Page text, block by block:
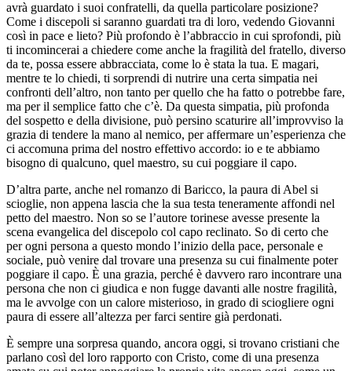
avrà guardato i suoi confratelli, da quella particolare posizione?
Come i discepoli si saranno guardati tra di loro, vedendo Giovanni
così in pace e lieto? Più profondo è l’abbraccio in cui sprofondi, più
ti incomincerai a chiedere come anche la fragilità del fratello, diverso
da te, possa essere abbracciata, come lo è stata la tua. E magari,
mentre te lo chiedi, ti sorprendi di nutrire una certa simpatia nei
confronti dell’altro, non tanto per quello che ha fatto o potrebbe fare,
ma per il semplice fatto che c’è. Da questa simpatia, più profonda
del sospetto e della divisione, può persino scaturire all’improvviso la
grazia di tendere la mano al nemico, per affermare un’esperienza che
ci accomuna prima del nostro effettivo accordo: io e te abbiamo
bisogno di qualcuno, quel maestro, su cui poggiare il capo.
D’altra parte, anche nel romanzo di Baricco, la paura di Abel si
scioglie, non appena lascia che la sua testa teneramente affondi nel
petto del maestro. Non so se l’autore torinese avesse presente la
scena evangelica del discepolo col capo reclinato. So di certo che
per ogni persona a questo mondo l’inizio della pace, personale e
sociale, può venire dal trovare una presenza su cui finalmente poter
poggiare il capo. È una grazia, perché è davvero raro incontrare una
persona che non ci giudica e non fugge davanti alle nostre fragilità,
ma le avvolge con un calore misterioso, in grado di sciogliere ogni
paura di essere all’altezza per farci sentire già perdonati.
È sempre una sorpresa quando, ancora oggi, si trovano cristiani che
parlano così del loro rapporto con Cristo, come di una presenza